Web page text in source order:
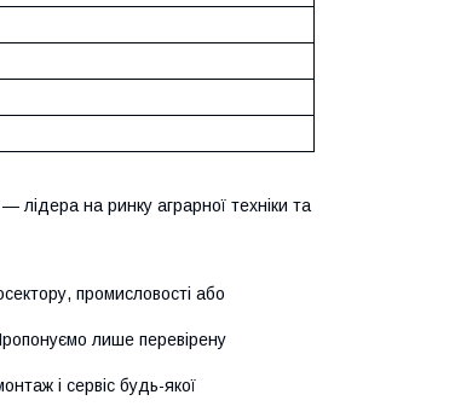
— лідера на ринку аграрної техніки та
промисловості або
лише перевірену
і сервіс будь-якої